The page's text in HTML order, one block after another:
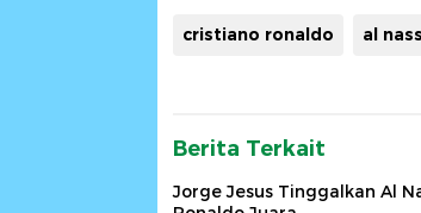
cristiano ronaldo al
Berita Terkait
Jorge Jesus Tinggalkan Al